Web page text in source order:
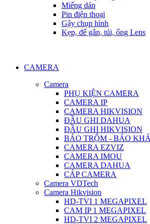
Miếng dán
Pin điện thoại
Gậy chụp hình
Kẹp, đế gắn, túi, ống Lens
CAMERA
Camera
PHỤ KIỆN CAMERA
CAMERA IP
CAMERA HIKVISION
ĐẦU GHI DAHUA
ĐẦU GHI HIKVISION
BÁO TRỘM - BÁO
CAMERA EZVIZ
CAMERA IMOU
CAMERA DAHUA
CÁP CAMERA
Camera VDTech
Camera Hikvision
HD-TVI 1 MEGAPIXEL
CAM IP 1 MEGAPIXEL
HD-TVI 2 MEGAPIXEL